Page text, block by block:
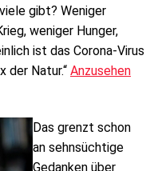
gibt? Weniger
weniger Hunger,
ist das Corona-Virus
der Natur.“ Anzusehen
Das grenzt schon
an sehnsüchtige
Gedanken über